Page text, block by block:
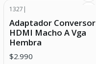
1327 |
Adaptador Conversor
HDMI Macho A Vga
Hembra
$2.990